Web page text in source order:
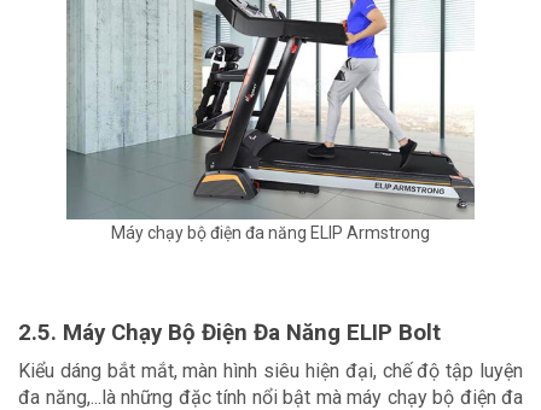
Máy chạy bộ điện đa năng ELIP Armstrong
2.5. Máy Chạy Bộ Điện Đa Năng ELIP Bolt
Kiểu dáng bắt mắt, màn hình siêu hiện đại, chế độ tập luyện
đa năng,...là những đặc tính nổi bật mà máy chạy bộ điện đa